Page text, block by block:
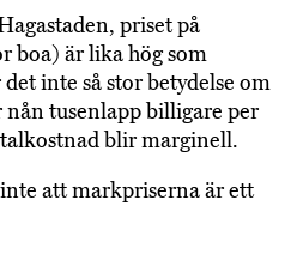
priset på
boa) är lika hög som
inte så stor betydelse om
nån tusenlapp billigare per
blir marginell.
att markpriserna är ett